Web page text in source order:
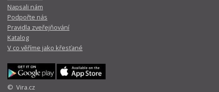
Napsali nám
Podpořte nás
Pravidla zveřejňování
Katalog
V co věříme jako křesťané
© Vira.cz